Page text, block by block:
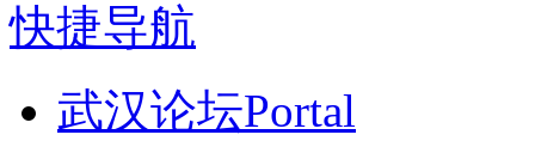
快捷导航
武汉论坛Portal